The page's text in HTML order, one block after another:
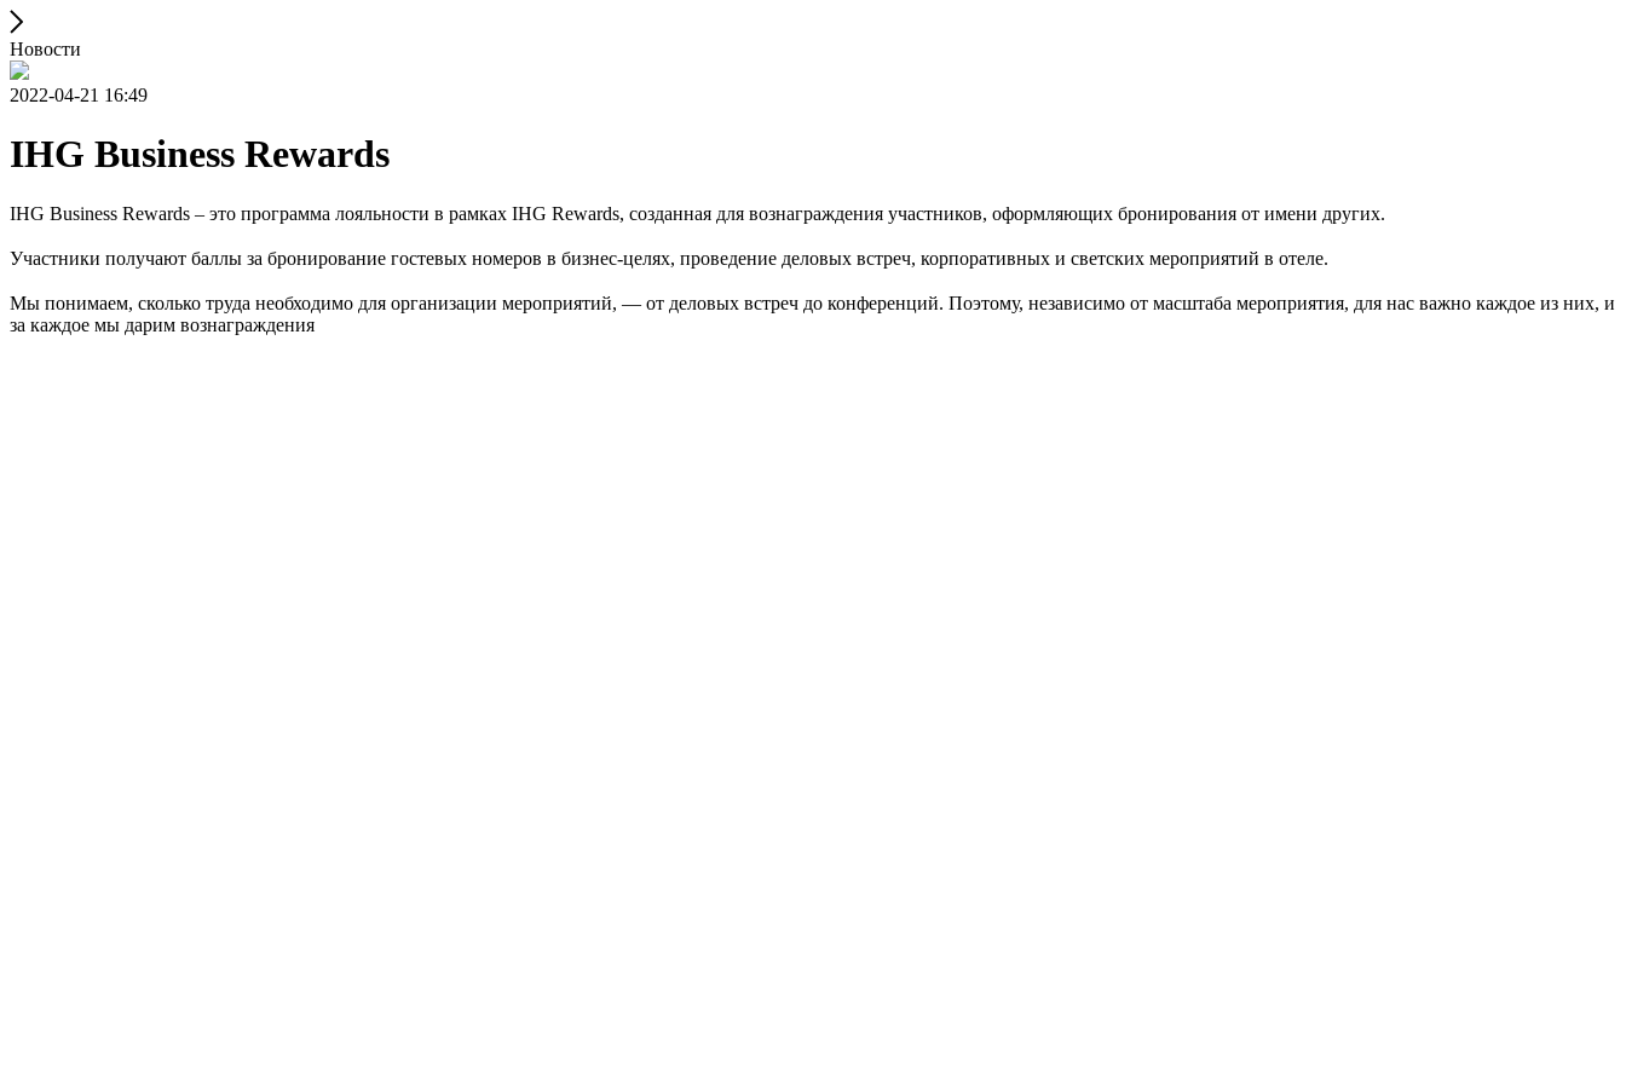
Новости
2022-04-21 16:49
IHG Business Rewards
IHG Business Rewards – это программа лояльности в рамках IHG Rewards, созданная для вознаграждения участников, оформляющих бронирования от имени других.
Участники получают баллы за бронирование гостевых номеров в бизнес-целях, проведение деловых встреч, корпоративных и светских мероприятий в отеле.
Мы понимаем, сколько труда необходимо для организации мероприятий, — от деловых встреч до конференций. Поэтому, независимо от масштаба мероприятия, для нас важно каждое из них, и
за каждое мы дарим вознаграждения